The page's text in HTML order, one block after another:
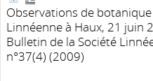
Observations de
Linnéenne à Haux, 21 juin
Bulletin de la Société
n°37(4) (2009)